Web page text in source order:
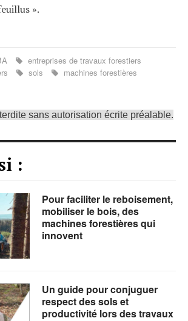
».
entreprises de travaux forestiers
sols machines forestières
sans autorisation écrite préalable.
:
Pour faciliter le reboisement,
mobiliser le bois, des
machines forestières qui
innovent
Un guide pour conjuguer
respect des sols et
productivité lors des travaux